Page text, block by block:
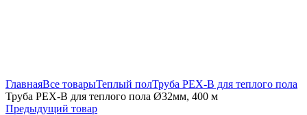
ГлавнаяВсе товарыТеплый полТруба PEX-B для теплого пола
Труба PEX-B для теплого пола Ø32мм, 400 м
Предыдущий товар